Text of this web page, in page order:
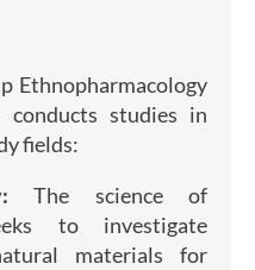
Ethnopharmacology
conducts studies in
fields:
The science of
to investigate
materials for